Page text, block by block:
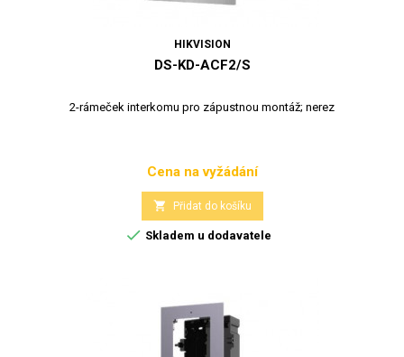
HIKVISION
DS-KD-ACF2/S
2-rámeček interkomu pro zápustnou montáž; nerez
Cena
Cena na vyžádání
 Přidat do košíku
 Skladem u dodavatele